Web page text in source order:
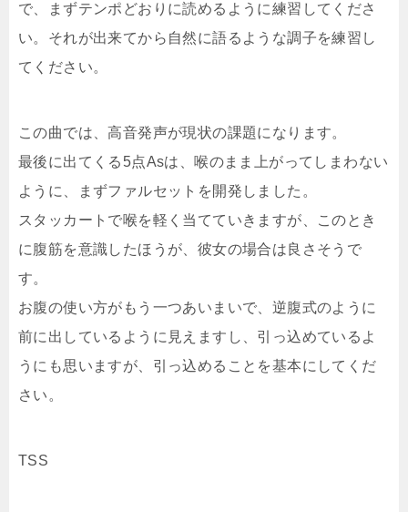
で、まずテンポどおりに読めるように練習してくださ
い。それが出来てから自然に語るような調子を練習し
てください。
この曲では、高音発声が現状の課題になります。
最後に出てくる5点Asは、喉のまま上がってしまわない
ように、まずファルセットを開発しました。
スタッカートで喉を軽く当てていきますが、このとき
に腹筋を意識したほうが、彼女の場合は良さそうで
す。
お腹の使い方がもう一つあいまいで、逆腹式のように
前に出しているように見えますし、引っ込めているよ
うにも思いますが、引っ込めることを基本にしてくだ
さい。
TSS